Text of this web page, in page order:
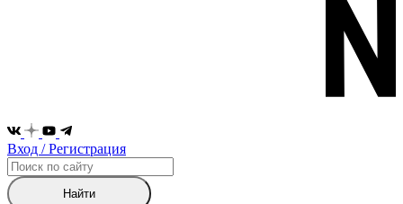
Вход / Регистрация
Найти